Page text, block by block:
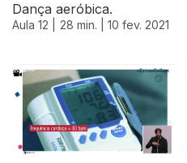
Dança aeróbica.
Aula 12 | 28 min. | 10 fev. 2021